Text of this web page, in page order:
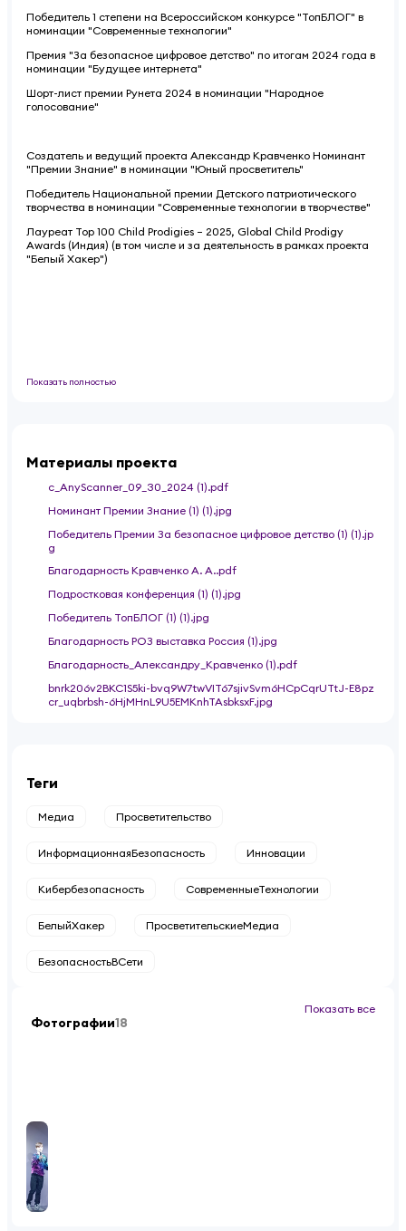
Победитель 1 степени на Всероссийском конкурсе "ТопБЛОГ" в
номинации "Современные технологии"
Премия "За безопасное цифровое детство" по итогам 2024 года в
номинации "Будущее интернета"
Шорт-лист премии Рунета 2024 в номинации "Народное
голосование"
Создатель и ведущий проекта Александр Кравченко Номинант
"Премии Знание" в номинации "Юный просветитель"
Победитель Национальной премии Детского патриотического
творчества в номинации "Современные технологии в творчестве"
Лауреат Top 100 Child Prodigies – 2025, Global Child Prodigy
Awards (Индия) (в том числе и за деятельность в рамках проекта
"Белый Хакер")
Показать полностью
Материалы проекта
c_AnyScanner_09_30_2024 (1).pdf
Номинант Премии Знание (1) (1).jpg
Победитель Премии За безопасное цифровое детство (1) (1).jp
g
Благодарность Кравченко А. А..pdf
Подростковая конференция (1) (1).jpg
Победитель ТопБЛОГ (1) (1).jpg
Благодарность РОЗ выставка Россия (1).jpg
Благодарность_Александру_Кравченко (1).pdf
bnrk206v2BKC1S5ki-bvq9W7twVIT67sjivSvm6HCpCqrUTtJ-E8pz
cr_uqbrbsh-6HjMHnL9U5EMKnhTAsbksxF.jpg
Теги
Медиа Просветительство
ИнформационнаяБезопасность Инновации
Кибербезопасность СовременныеТехнологии
БелыйХакер ПросветительскиеМедиа
БезопасностьВСети
Фотографии18
Показать все